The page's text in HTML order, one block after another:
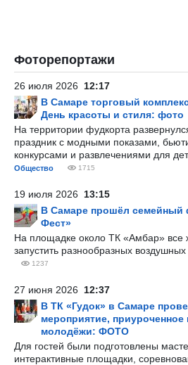
Фоторепортажи
26 июля 2026 12:17
В Самаре торговый
День красоты и стиля: фото
На территории фудкорта
праздник с модными показами,
конкурсами и развлечениями для
Общество 1715
19 июля 2026 13:15
В Самаре прошёл семейный
Фест»
На площадке около ТК «Амбар»
запустить разнообразных воздушных
1237
27 июня 2026 12:37
В ТК «Гудок» в Самаре
мероприятие,
молодёжи: ФОТО
Для гостей были подготовлены
интерактивные площадки,